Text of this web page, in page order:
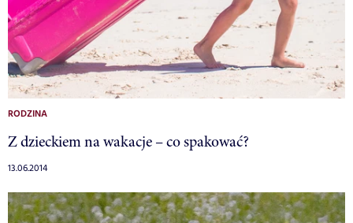
RODZINA
Z dzieckiem na wakacje – co spakować?
13.06.2014